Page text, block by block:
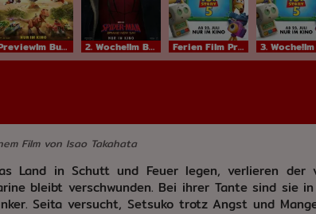
PreviewIm Bundesstart 2. Woche!Im Bundesstart Ferien Film ProgrammIm Bundesstart
Film von Isao Takahata
Land in Schutt und Feuer legen, verlieren
bleibt verschwunden. Bei ihrer Tante sind sie
Seita versucht, Setsuko trotz Angst und